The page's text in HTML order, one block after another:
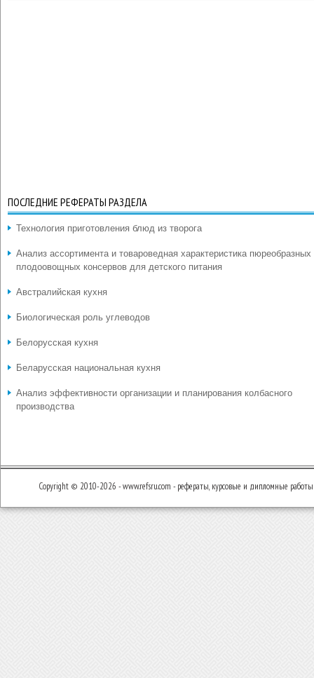
ПОСЛЕДНИЕ РЕФЕРАТЫ РАЗДЕЛА
Технология приготовления блюд из творога
Анализ ассортимента и товароведная характеристика пюреобразных
плодоовощных консервов для детского питания
Австралийская кухня
Биологическая роль углеводов
Белорусская кухня
Беларусская национальная кухня
Анализ эффективности организации и планирования колбасного
производства
Copyright © 2010-2026 - www.refsru.com - рефераты, курсовые и дипломные работы